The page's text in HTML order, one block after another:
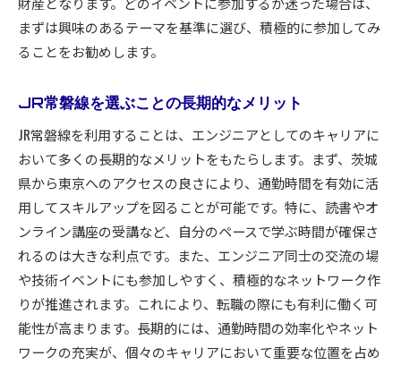
まずは興味のあるテーマを基準に選び、積極的に参加してみ
ることをお勧めします。
JR常磐線を選ぶことの長期的なメリット
JR常磐線を利用することは、エンジニアとしてのキャリアに
おいて多くの長期的なメリットをもたらします。まず、茨城
県から東京へのアクセスの良さにより、通勤時間を有効に活
用してスキルアップを図ることが可能です。特に、読書やオ
ンライン講座の受講など、自分のペースで学ぶ時間が確保さ
れるのは大きな利点です。また、エンジニア同士の交流の場
や技術イベントにも参加しやすく、積極的なネットワーク作
りが推進されます。これにより、転職の際にも有利に働く可
能性が高まります。長期的には、通勤時間の効率化やネット
ワークの充実が、個々のキャリアにおいて重要な位置を占め